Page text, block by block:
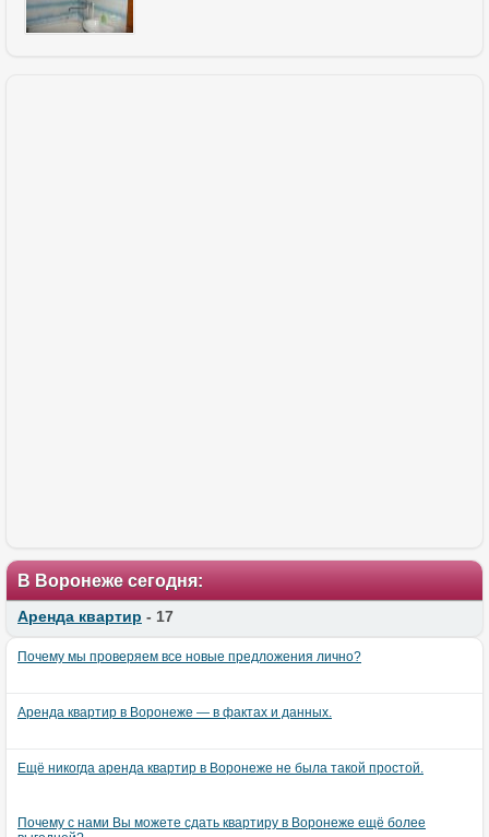
В Воронеже сегодня:
Аренда квартир - 17
Почему мы проверяем все новые предложения лично?
Аренда квартир в Воронеже — в фактах и данных.
Ещё никогда аренда квартир в Воронеже не была такой простой.
Почему с нами Вы можете сдать квартиру в Воронеже ещё более